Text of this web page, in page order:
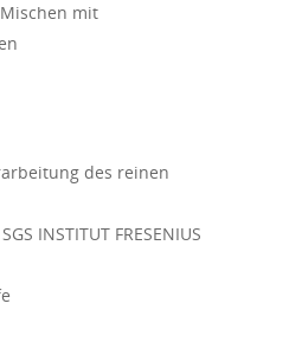
mit
des reinen
INSTITUT FRESENIUS